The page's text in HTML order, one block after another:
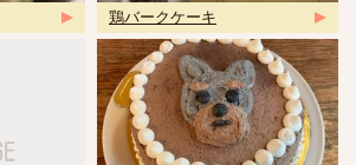
鶏バークケーキ